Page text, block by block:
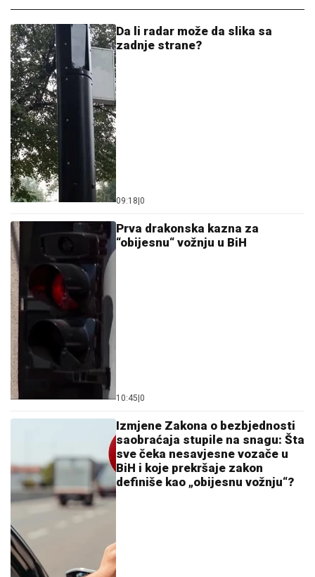
Da li radar može da slika sa
zadnje strane?
09:18 0
Prva drakonska kazna za
“obijesnu“ vožnju u BiH
10:45 0
Izmjene Zakona o bezbjednosti
saobraćaja stupile na snagu: Šta
sve čeka nesavjesne vozače u
BiH i koje prekršaje zakon
definiše kao „obijesnu vožnju“?